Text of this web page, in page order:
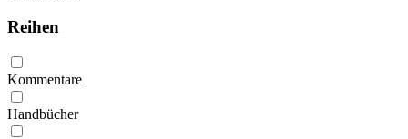
Reihen
Kommentare
Handbücher